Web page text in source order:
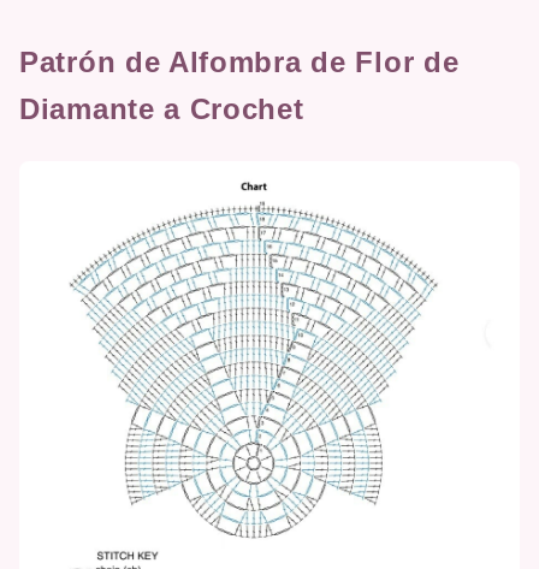
Patrón de Alfombra de Flor de
Diamante a Crochet